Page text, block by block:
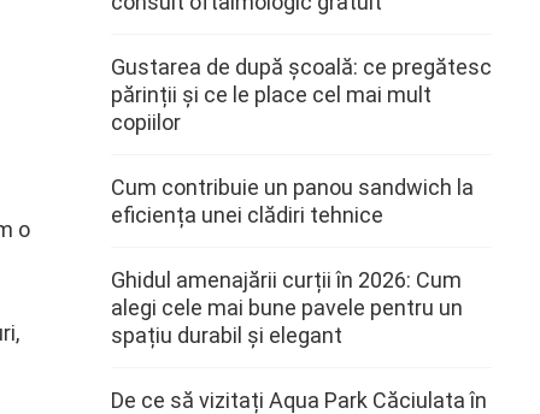
o
Gustarea de după școală: ce pregătesc
părinții și ce le place cel mai mult
copiilor
Cum contribuie un panou sandwich la
eficiența unei clădiri tehnice
Ghidul amenajării curții în 2026: Cum
alegi cele mai bune pavele pentru un
spațiu durabil și elegant
De ce să vizitați Aqua Park Căciulata în